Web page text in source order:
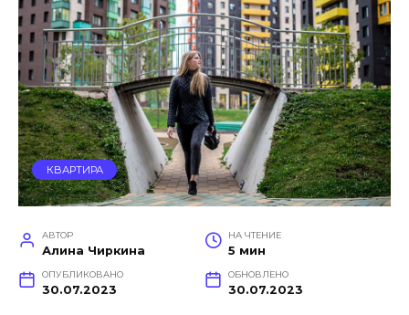
КВАРТИРА
АВТОР
Алина Чиркина
НА ЧТЕНИЕ
5 мин
ОПУБЛИКОВАНО
30.07.2023
ОБНОВЛЕНО
30.07.2023